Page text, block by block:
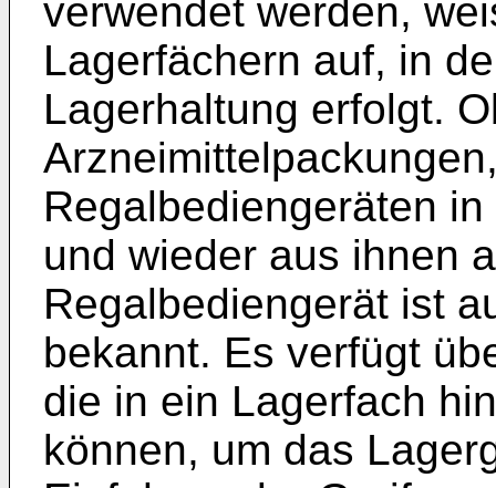
verwendet werden,
Lagerfächern auf, in
Lagerhaltung erfolgt.
Regalbediengeräten
und wieder aus ihnen
Regalbediengerät ist
bekannt. Es verfügt
die in ein Lagerfach
können, um das